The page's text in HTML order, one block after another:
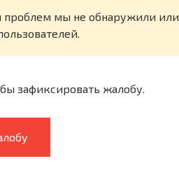
проблем мы не обнаружили или
зафиксировать жалобу.